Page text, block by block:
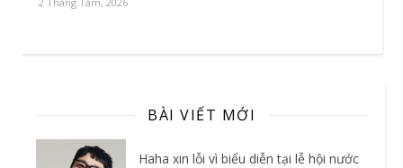
BÀI VIẾT MỚI
Haha xin lỗi vì biểu diễn tại lễ hội nước